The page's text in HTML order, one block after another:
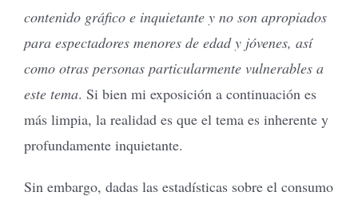
contenido gráfico e inquietante y no son apropiados
para espectadores menores de edad y jóvenes, así
como otras personas particularmente vulnerables a
este tema. Si bien mi exposición a continuación es
más limpia, la realidad es que el tema es inherente y
profundamente inquietante.
Sin embargo, dadas las estadísticas sobre el consumo